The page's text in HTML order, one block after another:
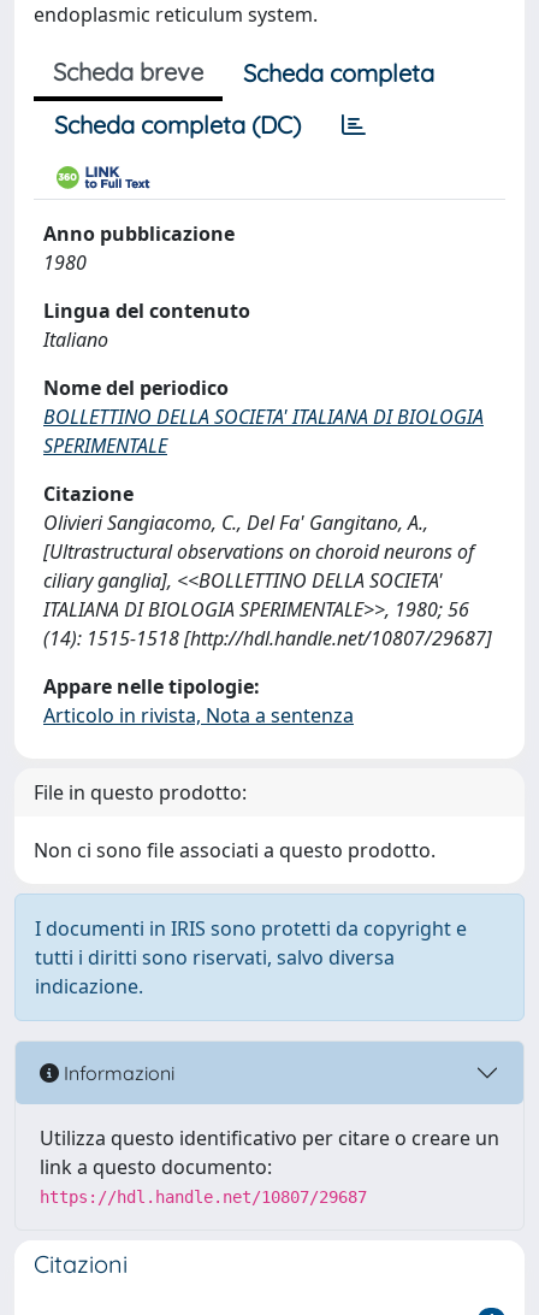
endoplasmic reticulum system.
Scheda breve
Scheda completa
Scheda completa (DC)
Anno pubblicazione
1980
Lingua del contenuto
Italiano
Nome del periodico
BOLLETTINO DELLA SOCIETA' ITALIANA DI BIOLOGIA
SPERIMENTALE
Citazione
Olivieri Sangiacomo, C., Del Fa' Gangitano, A.,
[Ultrastructural observations on choroid neurons of
ciliary ganglia], <<BOLLETTINO DELLA SOCIETA'
ITALIANA DI BIOLOGIA SPERIMENTALE>>, 1980; 56
(14): 1515-1518 [http://hdl.handle.net/10807/29687]
Appare nelle tipologie:
Articolo in rivista, Nota a sentenza
File in questo prodotto:
Non ci sono file associati a questo prodotto.
I documenti in IRIS sono protetti da copyright e
tutti i diritti sono riservati, salvo diversa
indicazione.
Informazioni
Utilizza questo identificativo per citare o creare un
link a questo documento:
https://hdl.handle.net/10807/29687
Citazioni